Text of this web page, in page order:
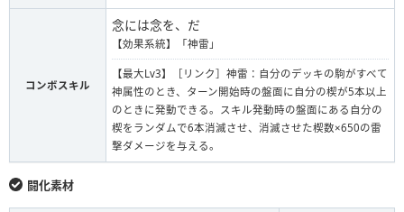
コンボスキル
念には念を、だ
【効果系統】「神雷」
【最大Lv3】［リンク］神雷：自分のデッキの駒がすべて
神属性のとき、ターン開始時の盤面に自分の楔が5本以上
のときに発動できる。スキル発動時の盤面にある自分の
楔をランダムで6本消滅させ、消滅させた楔数×650の雷
撃ダメージを与える。
闘化素材